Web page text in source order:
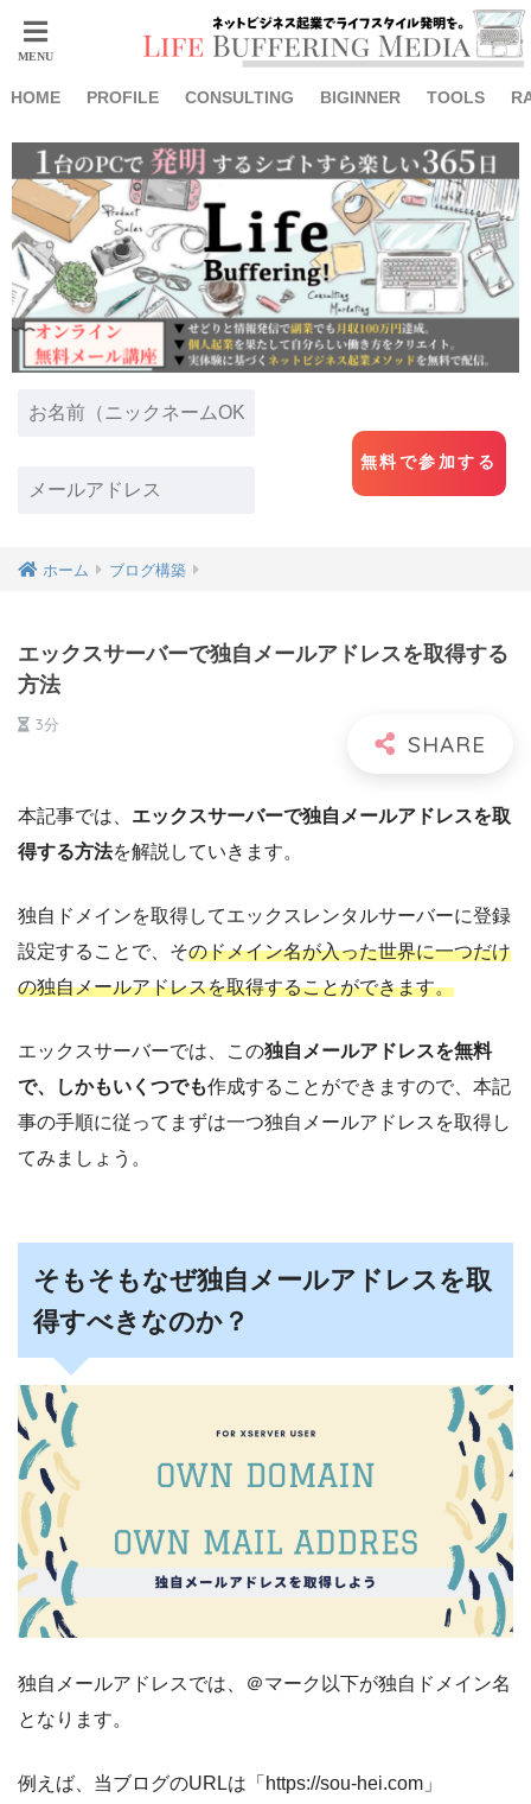
HOME PROFILE CONSULTING BIGINNER TOOLS
ホーム ブログ構築
エックスサーバーで独自メールアドレスを取得する
方法
3分
本記事では、 エックスサーバーで独自メールアドレスを取
得する方法を解説していきます。
独自ドメインを取得してエックスレンタルサーバーに登録
設定することで、そのドメイン名が入った世界に一つだけ
の独自メールアドレスを取得することができます。
エックスサーバーでは、この独自メールアドレスを無料
で、しかもいくつでも作成することができますので、本記
事の手順に従ってまずは一つ独自メールアドレスを取得し
てみましょう。
そもそもなぜ独自メールアドレスを取
得すべきなのか？
独自メールアドレスでは、＠マーク以下が独自ドメイン名
となります。
例えば、当ブログのURLは「https://sou-hei.com」